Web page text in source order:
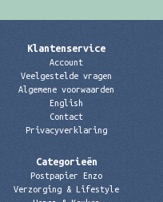
Klantenservice
Account
Veelgestelde vragen
Algemene voorwaarden
English
Contact
Privacyverklaring
Categorieën
Postpapier Enzo
Verzorging & Lifestyle